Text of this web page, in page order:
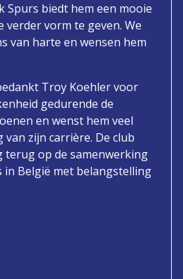
Spurs biedt hem een mooie
verder vorm te geven. We
van harte en wensen hem
Troy Koehler voor
gedurende de
en wenst hem veel
van zijn carrière. De club
terug op de samenwerking
in België met belangstelling